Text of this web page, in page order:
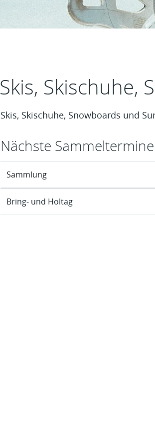
Inhalt
Skis, Skischuhe,
Skis, Skischuhe, Snowboards und
Nächste Sammeltermine
Sammlung
Bring- und Holtag